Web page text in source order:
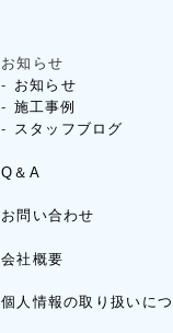
お知らせ
お知らせ
施工事例
スタッフブログ
Q＆A
お問い合わせ
会社概要
個人情報の取り扱いに